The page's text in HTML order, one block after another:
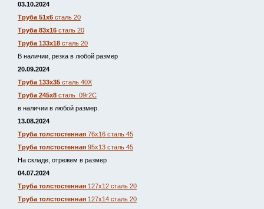
03.10.2024
Труба 51х6 сталь 20
Труба 83х16 сталь 20
Труба 133х18 сталь 20
В наличии, резка в любой размер
20.09.2024
Труба 133х35 сталь 40Х
Труба 245х8 сталь 09г2С
в наличии в любой размер.
13.08.2024
Труба толстостенная 76х16 сталь 45
Труба толстостенная 95х13 сталь 45
На складе, отрежем в размер
04.07.2024
Труба толстостенная 127х12 сталь 20
Труба толстостенная 127х14 сталь 20